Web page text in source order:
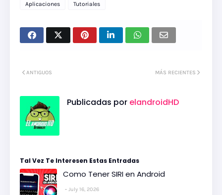
Aplicaciones Tutoriales
MÁS RECIENTES
ANTIGUOS
Publicadas por elandroidHD
Tal Vez Te Interesen Estas Entradas
Como Tener SIRI en Android
July 16, 2026